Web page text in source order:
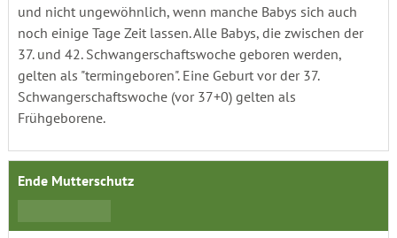
und nicht ungewöhnlich, wenn manche Babys sich auch
noch einige Tage Zeit lassen. Alle Babys, die zwischen der
37. und 42. Schwangerschaftswoche geboren werden,
gelten als "termingeboren". Eine Geburt vor der 37.
Schwangerschaftswoche (vor 37+0) gelten als
Frühgeborene.
Ende Mutterschutz